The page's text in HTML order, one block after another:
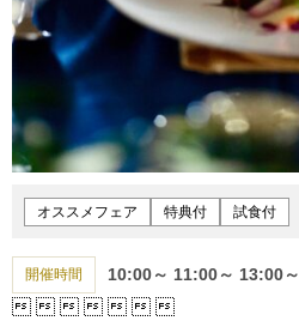
オススメフェア 特典付 試食付
開催時間 10:00～ 11:00～ 13:00～